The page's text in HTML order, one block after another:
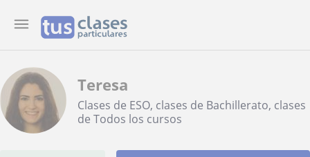
Teresa
Clases de ESO, clases de Bachillerato, clases
de Todos los cursos